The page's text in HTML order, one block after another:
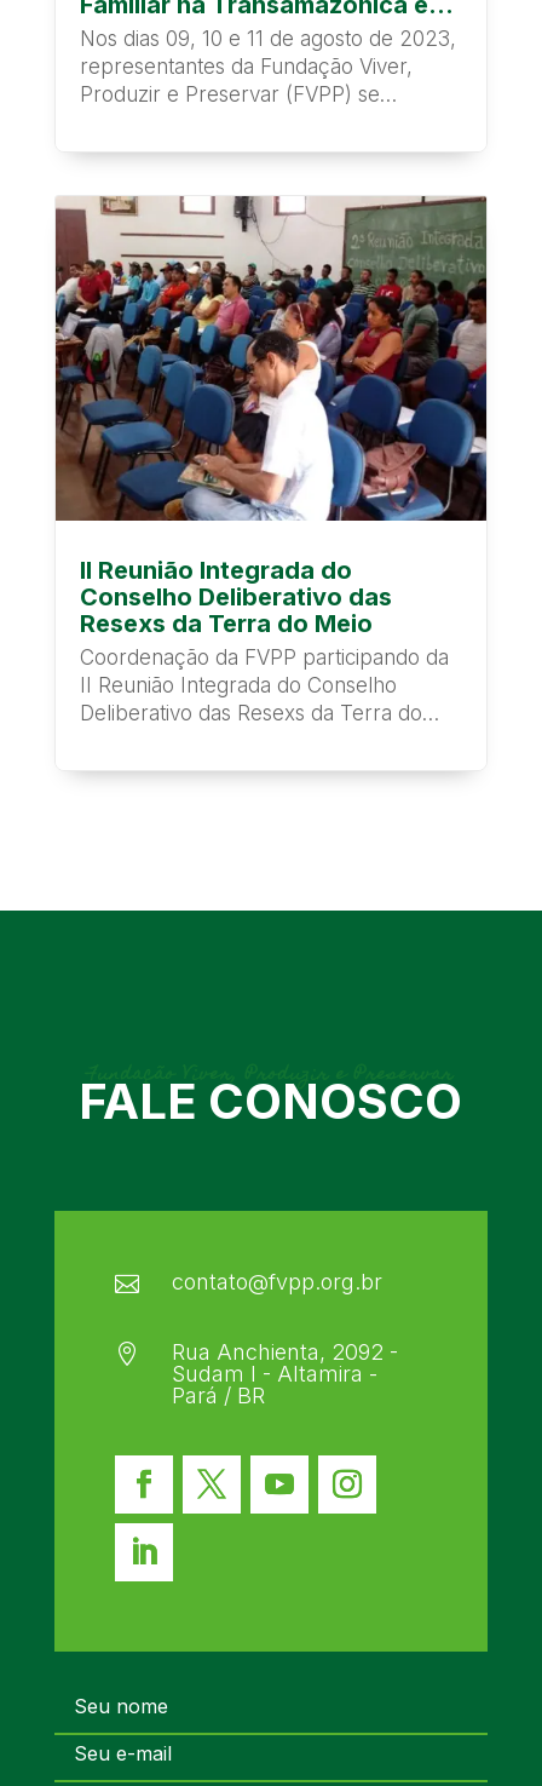
Xingu
Nos dias 09, 10 e 11 de agosto de 2023,
representantes da Fundação Viver,
Produzir e Preservar (FVPP) se
II Reunião Integrada do
Conselho Deliberativo das
Resexs da Terra do Meio
Coordenação da FVPP participando da
II Reunião Integrada do Conselho
Deliberativo das Resexs da Terra do
Fundação Viver, Produzir e Preservar
FALE CONOSCO
 contato@fvpp.org.br

Rua Anchienta, 2092 -
Sudam I - Altamira -
Pará / BR